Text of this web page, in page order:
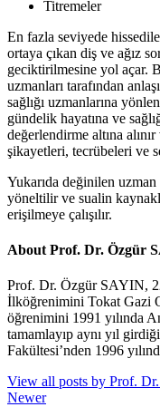
Titremeler
En fazla seviyede
ortaya çıkan diş ve ağız
geciktirilmesine yol açar.
uzmanları tarafından
sağlığı uzmanlarına
gündelik hayatına ve
değerlendirme altına
şikayetleri, tecrübeleri ve
Yukarıda değinilen
yöneltilir ve sualin
erişilmeye çalışılır.
About Prof. Dr. Özgür
Prof. Dr. Özgür SAYIN,
İlköğrenimini Tokat Gazi
öğrenimini 1991 yılında
tamamlayıp aynı yıl
Fakültesi’nden 1996
View all posts by Prof.
Newer